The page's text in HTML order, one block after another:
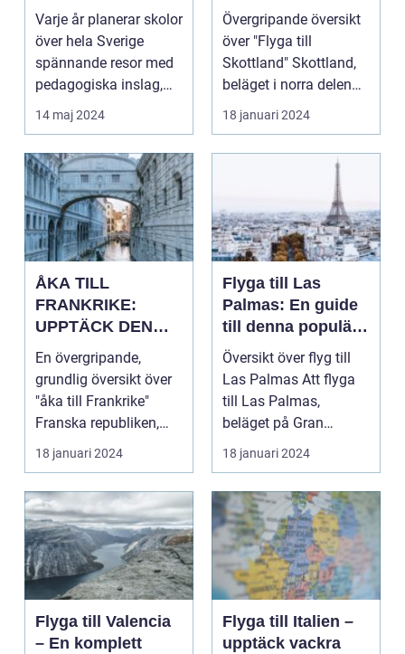
läroplan i levande
historia
Varje år planerar skolor
över hela Sverige
spännande resor med
pedagogiska inslag,
d...
14 maj 2024
magnifika naturen
och rika historien
Övergripande översikt
över "Flyga till
Skottland" Skottland,
beläget i norra delen
av Storbritannie...
18 januari 2024
ÅKA TILL
FRANKRIKE:
UPPTÄCK DEN
MÅNGFALDIGA
SKÖNHETEN
En övergripande,
grundlig översikt över
"åka till Frankrike"
Franska republiken,
känt som Frankrike...
18 januari 2024
Flyga till Las
Palmas: En guide
till denna populära
destination
Översikt över flyg till
Las Palmas Att flyga
till Las Palmas,
beläget på Gran
Canaria i Spanien, er...
18 januari 2024
Flyga till Valencia
– En komplett
Flyga till Italien –
upptäck vackra